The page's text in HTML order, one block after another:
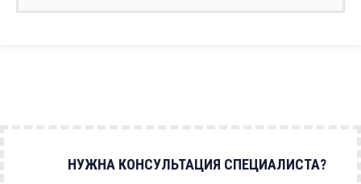
НУЖНА КОНСУЛЬТАЦИЯ СПЕЦИАЛИСТА?